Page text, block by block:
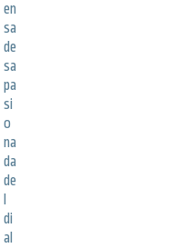
en
sa
de
sa
pa
si
o
na
da
de
di
al